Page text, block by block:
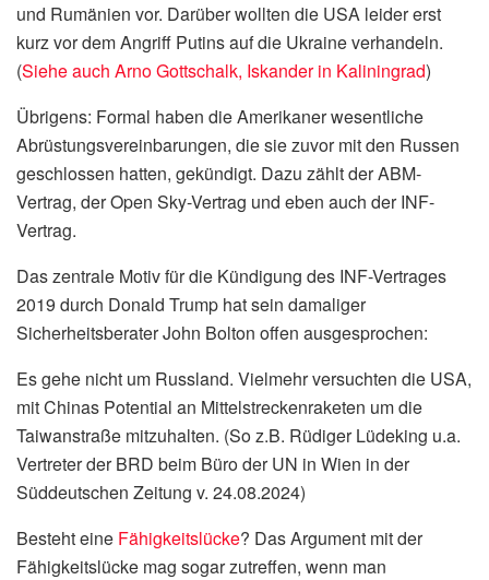
und Rumänien vor. Darüber wollten die USA leider erst
kurz vor dem Angriff Putins auf die Ukraine verhandeln.
(Siehe auch Arno Gottschalk, Iskander in Kaliningrad)
Übrigens: Formal haben die Amerikaner wesentliche
Abrüstungsvereinbarungen, die sie zuvor mit den Russen
geschlossen hatten, gekündigt. Dazu zählt der ABM-
Vertrag, der Open Sky-Vertrag und eben auch der INF-
Vertrag.
Das zentrale Motiv für die Kündigung des INF-Vertrages
2019 durch Donald Trump hat sein damaliger
Sicherheitsberater John Bolton offen ausgesprochen:
Es gehe nicht um Russland. Vielmehr versuchten die USA,
mit Chinas Potential an Mittelstreckenraketen um die
Taiwanstraße mitzuhalten. (So z.B. Rüdiger Lüdeking u.a.
Vertreter der BRD beim Büro der UN in Wien in der
Süddeutschen Zeitung v. 24.08.2024)
Besteht eine Fähigkeitslücke? Das Argument mit der
Fähigkeitslücke mag sogar zutreffen, wenn man